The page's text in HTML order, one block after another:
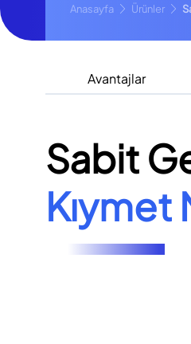
Anasayfa Ürünler
Avantajlar
Sabit
Kıymet